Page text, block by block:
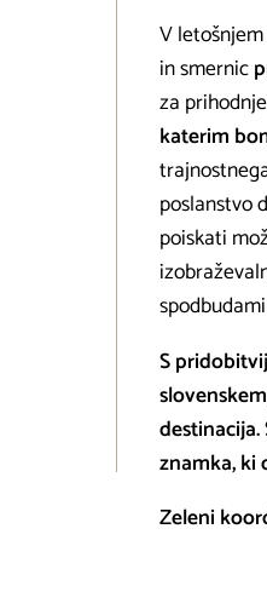
V
in smernic
za
katerim
poslanstvo
poiskati
S
znamka, ki
Zeleni